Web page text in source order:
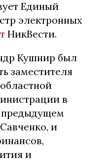
Единый
электронных
НикВести.
Кушнир был
заместителя
в
предыдущем
и
и